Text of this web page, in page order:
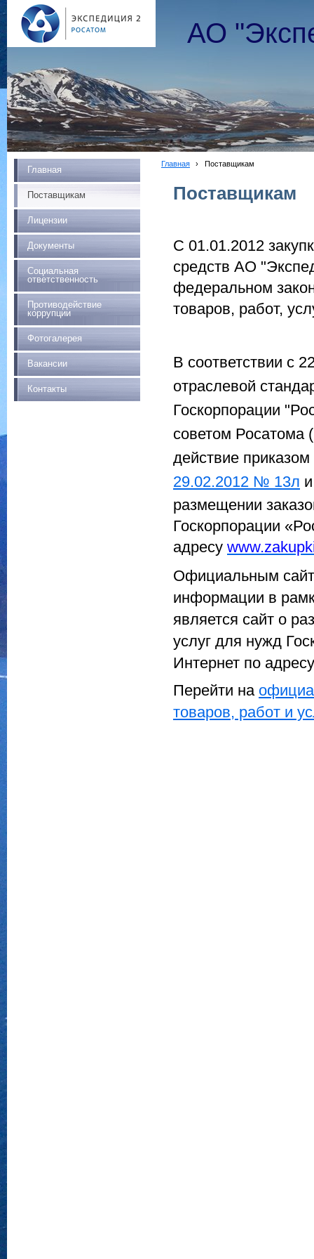
АО
Главная
Поставщикам
Лицензии
Документы
Социальная
ответственность
Противодействие
коррупции
Фотогалерея
Вакансии
Контакты
Главная › Поставщикам
Поставщикам
С 01.01.2012
средств АО
федеральном
товаров, работ,
В соответствии с
отраслевой
Госкорпорации
советом Росатома
действие
29.02.2012 № 13л
размещении
Госкорпорации
адресу
Официальным
информации в
является сайт о
услуг для нужд
Интернет по
Перейти на
товаров, работ и